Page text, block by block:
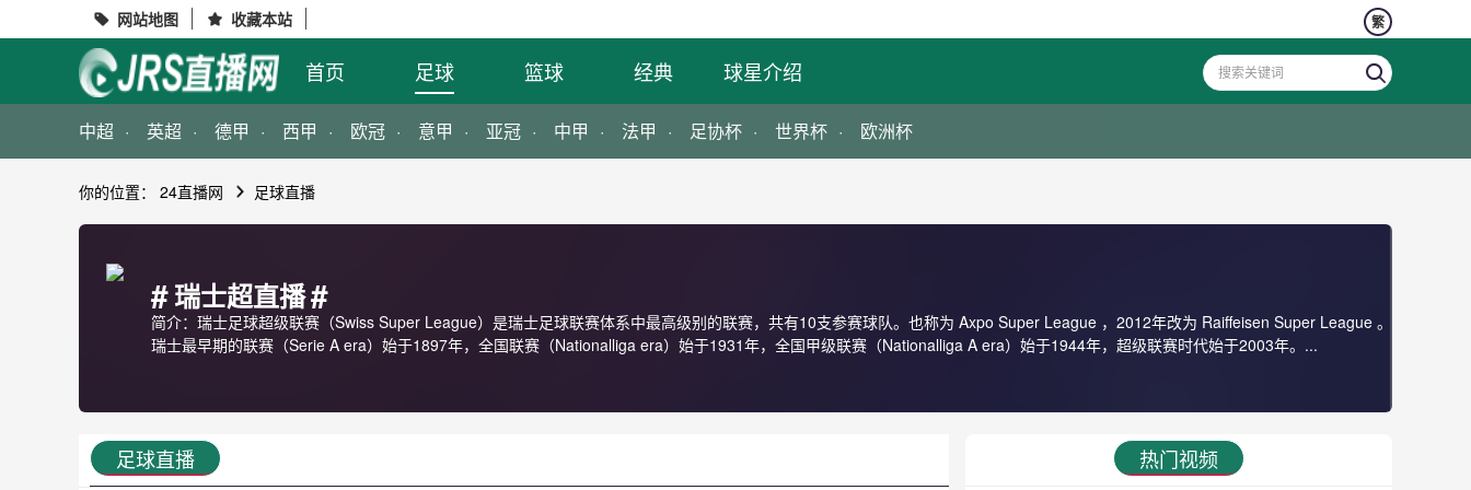
 网站地图  收藏本站 繁
首页 足球 篮球 经典 球星介绍
中超 英超 德甲 西甲 欧冠 意甲 亚冠 中甲 法甲 足协杯 世界杯 欧洲杯
你的位置： 24直播网 足球直播
#瑞士超直播#
简介：瑞士足球超级联赛（Swiss Super League）是瑞士足球联赛体系中最高级别的联赛，共有10支参赛球队。也称为 Axpo Super League ，2012年改为 Raiffeisen Super League 。
瑞士最早期的联赛（Serie A era）始于1897年，全国联赛（Nationalliga era）始于1931年，全国甲级联赛（Nationalliga A era）始于1944年，超级联赛时代始于2003年。...
足球直播 热门视频